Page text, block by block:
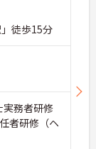
徒歩15分
務者研修
者研修（ヘ